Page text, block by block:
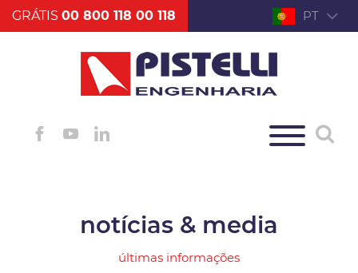
GRÁTIS 00 800 118 00 118 PT
notícias & media
últimas informações